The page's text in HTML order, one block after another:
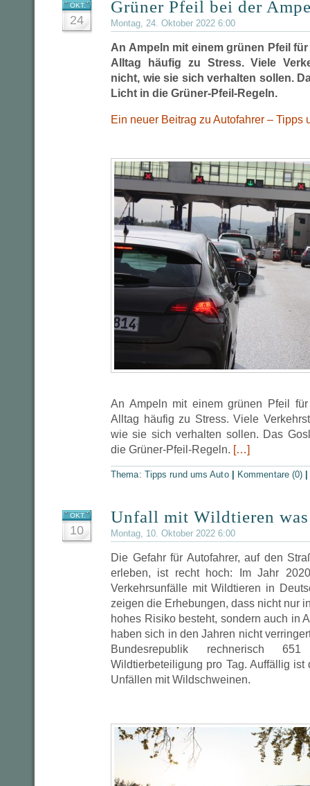
OKT.
24
Grüner Pfeil bei der
Montag, 24. Oktober 2022 6:00
An Ampeln mit einem grünen Pfeil
Alltag häufig zu Stress. Viele
nicht, wie sie sich verhalten sollen.
Licht in die Grüner-Pfeil-Regeln.
Ein neuer Beitrag zu Autofahrer – Tipps
An Ampeln mit einem grünen Pfeil
Alltag häufig zu Stress. Viele
wie sie sich verhalten sollen. Das
die Grüner-Pfeil-Regeln. […]
Thema: Tipps rund ums Auto Kommentare (0)
OKT.
10
Unfall mit Wildtieren
Montag, 10. Oktober 2022 6:00
Die Gefahr für Autofahrer, auf den
erleben, ist recht hoch: Im Jahr
Verkehrsunfälle mit Wildtieren in
zeigen die Erhebungen, dass nicht nur
hohes Risiko besteht, sondern auch in
haben sich in den Jahren nicht
Bundesrepublik rechnerisch
Wildtierbeteiligung pro Tag. Auffällig ist
Unfällen mit Wildschweinen.